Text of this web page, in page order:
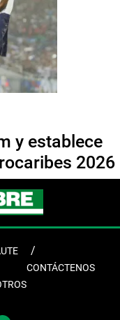
y establece
2026
CONTÁCTENOS